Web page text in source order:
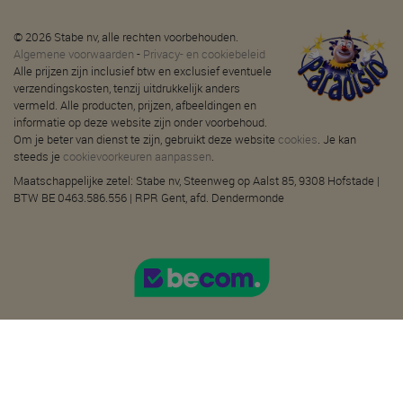
© 2026 Stabe nv, alle rechten voorbehouden.
Algemene voorwaarden - Privacy- en cookiebeleid
Alle prijzen zijn inclusief btw en exclusief eventuele
verzendingskosten, tenzij uitdrukkelijk anders
vermeld. Alle producten, prijzen, afbeeldingen en
informatie op deze website zijn onder voorbehoud.
Om je beter van dienst te zijn, gebruikt deze website cookies. Je kan
steeds je cookievoorkeuren aanpassen.
Maatschappelijke zetel: Stabe nv, Steenweg op Aalst 85, 9308 Hofstade |
BTW BE 0463.586.556 | RPR Gent, afd. Dendermonde